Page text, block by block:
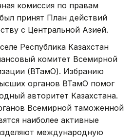
комиссия по правам
принят План действий
с Центральной Азией.
Республика Казахстан
комитет Всемирной
(ВТамО). Избранию
органов ВТамО помог
авторитет Казахстана.
Всемирной таможенной
наиболее активные
международную